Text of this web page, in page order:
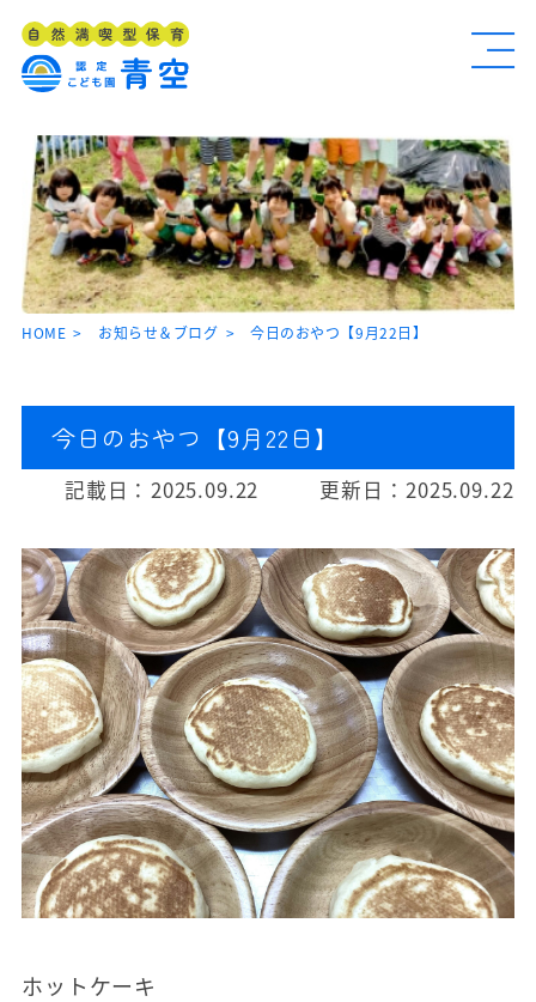
HOME お知らせ＆ブログ 今日のおやつ【9月22日】
今日のおやつ【9月22日】
記載日： 2025.09.22 更新日： 2025.09.22
ホットケーキ